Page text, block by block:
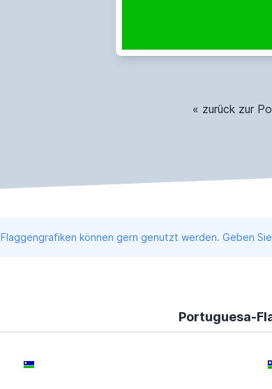
« zurück zur
Flaggengrafiken können gern genutzt werden. Geben
Portuguesa-